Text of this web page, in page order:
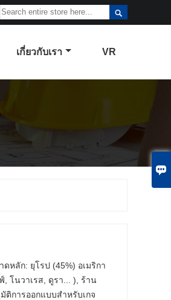


เกี่ยวกับเรา VR
หลัก: ยุโรป (45%) อเมริกา
, โนวาเรส, ดูรา... ), ร้าน
ติการออกแบบสำหรับเกจ